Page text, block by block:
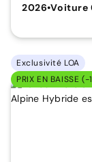
2026•Voiture
Exclusivité LOA
PRIX EN BAISSE